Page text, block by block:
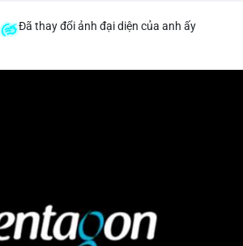
Đã thay đổi ảnh đại diện của anh ấy